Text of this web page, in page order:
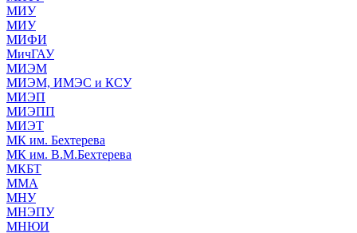
МИУ
МИУ
МИФИ
МичГАУ
МИЭМ
МИЭМ, ИМЭС и КСУ
МИЭП
МИЭПП
МИЭТ
МК им. Бехтерева
МК им. В.М.Бехтерева
МКБТ
ММА
МНУ
МНЭПУ
МНЮИ